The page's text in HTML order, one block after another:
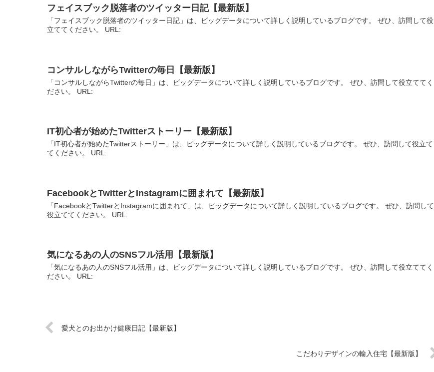
フェイスブック脱落者のツイッター日記【最新版】
「フェイスブック脱落者のツイッター日記」は、ビッグデータについて詳しく説明しているブログです。 ぜひ、訪問して役
立ててください。 URL:
コンサルしながらTwitterの毎日【最新版】
「コンサルしながらTwitterの毎日」は、ビッグデータについて詳しく説明しているブログです。 ぜひ、訪問して役立ててく
ださい。 URL:
IT初心者が始めたTwitterストーリー【最新版】
「IT初心者が始めたTwitterストーリー」は、ビッグデータについて詳しく説明しているブログです。 ぜひ、訪問して役立て
てください。 URL:
FacebookとTwitterとInstagramに囲まれて【最新版】
「FacebookとTwitterとInstagramに囲まれて」は、ビッグデータについて詳しく説明しているブログです。 ぜひ、訪問して
役立ててください。 URL:
気になるあの人のSNSフル活用【最新版】
「気になるあの人のSNSフル活用」は、ビッグデータについて詳しく説明しているブログです。 ぜひ、訪問して役立ててく
ださい。 URL:
愛犬とのお出かけ健康日記【最新版】
こだわりデザインの輸入住宅【最新版】